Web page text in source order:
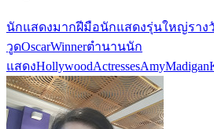
นักแสดงมากฝีมือนักแสดงรุ่นใหญ่ราง
วูดOscarWinnerตำนานนัก
แสดงHollywoodActressesAmyMadigan